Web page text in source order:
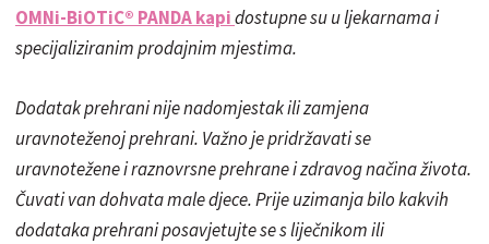
OMNi-BiOTiC® PANDA kapidostupne su u ljekarnama i
specijaliziranim prodajnim mjestima.
Dodatak prehrani nije nadomjestak ili zamjena
uravnoteženoj prehrani. Važno je pridržavati se
uravnotežene i raznovrsne prehrane i zdravog načina života.
Čuvati van dohvata male djece. Prije uzimanja bilo kakvih
dodataka prehrani posavjetujte se s liječnikom ili